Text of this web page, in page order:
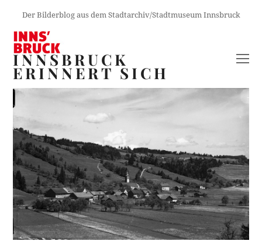
Der Bilderblog aus dem Stadtarchiv/Stadtmuseum Innsbruck
INNSBRUCK
ERINNERT SICH